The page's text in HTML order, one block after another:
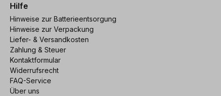
Hilfe
Hinweise zur Batterieentsorgung
Hinweise zur Verpackung
Liefer- & Versandkosten
Zahlung & Steuer
Kontaktformular
Widerrufsrecht
FAQ-Service
Über uns